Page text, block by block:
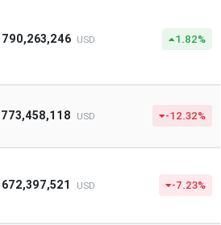
790,263,246 USD 1.82%
773,458,118 USD -12.32%
672,397,521 USD -7.23%